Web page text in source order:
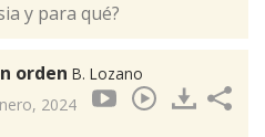
y para qué?
orden B. Lozano
2024